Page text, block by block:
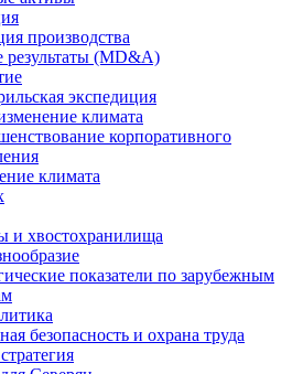
производства
(MD&A)
экспедиция
климата
корпоративного
климата
и хвостохранилища
показатели по зарубежным
безопасность и охрана труда